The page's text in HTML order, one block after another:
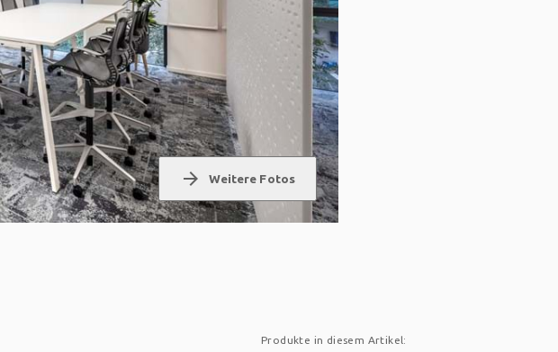
arrow_forward Weitere Fotos
Produkte in diesem Artikel: